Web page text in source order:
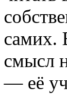
самих.
смысл
— её